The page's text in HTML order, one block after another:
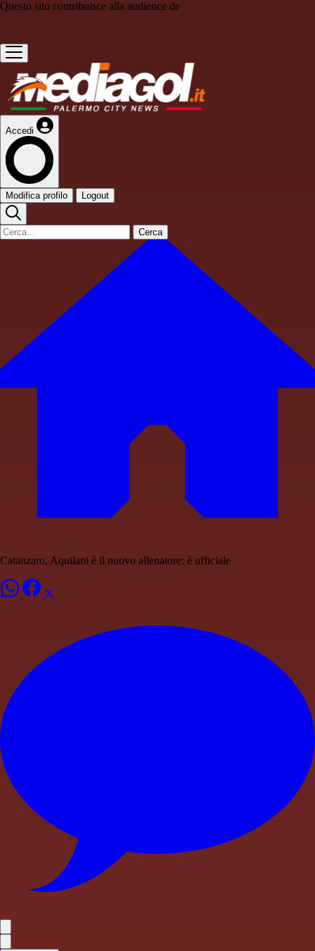
Questo sito contribuisce alla audience de
Accedi
Modifica profilo Logout
Cerca
Catanzaro, Aquilani è il nuovo allenatore: è ufficiale